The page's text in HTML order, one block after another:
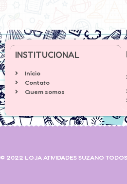
INSTITUCIONAL
Início
Contato
Quem somos
© 2022 LOJA ATIVIDADES SUZANO TODOS